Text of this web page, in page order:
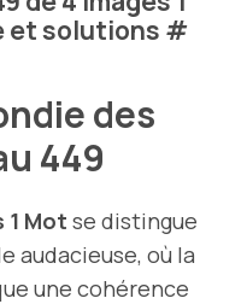
et solutions #
des
449
1 Mot se distingue
audacieuse, où la
une cohérence